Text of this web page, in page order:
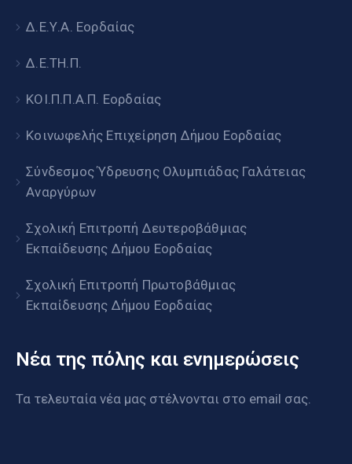
Δ.Ε.Υ.Α. Εορδαίας
Δ.Ε.ΤΗ.Π.
ΚΟΙ.Π.Π.Α.Π. Εορδαίας
Κοινωφελής Επιχείρηση Δήμου Εορδαίας
Σύνδεσμος Ύδρευσης Ολυμπιάδας Γαλάτειας
Αναργύρων
Σχολική Επιτροπή Δευτεροβάθμιας
Εκπαίδευσης Δήμου Εορδαίας
Σχολική Επιτροπή Πρωτοβάθμιας
Εκπαίδευσης Δήμου Εορδαίας
Νέα της πόλης και ενημερώσεις
Τα τελευταία νέα μας στέλνονται στο email σας.